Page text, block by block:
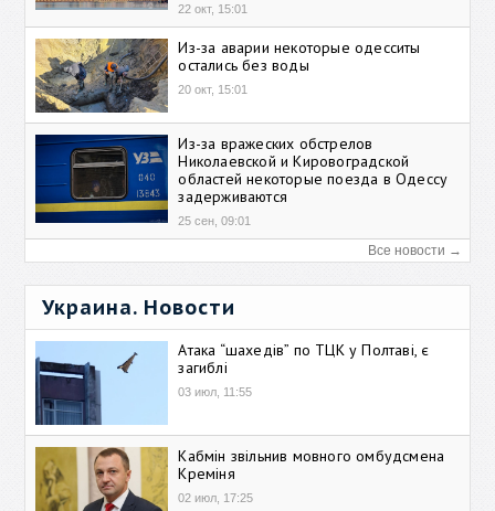
22 окт, 15:01
Из-за аварии некоторые одесситы
остались без воды
20 окт, 15:01
Из-за вражеских обстрелов
Николаевской и Кировоградской
областей некоторые поезда в Одессу
задерживаются
25 сен, 09:01
Все новости →
Украина. Новости
Атака “шахедів” по ТЦК у Полтаві, є
загиблі
03 июл, 11:55
Кабмін звільнив мовного омбудсмена
Креміня
02 июл, 17:25